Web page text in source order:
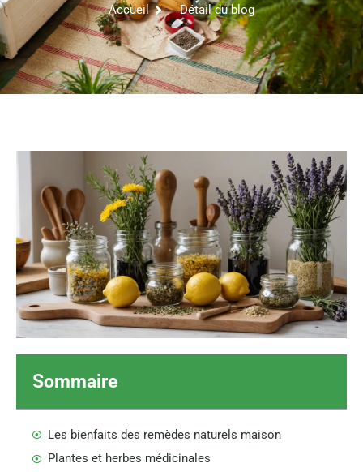
Accueil Détail du blog
Sommaire
Les bienfaits des remèdes naturels maison
Plantes et herbes médicinales